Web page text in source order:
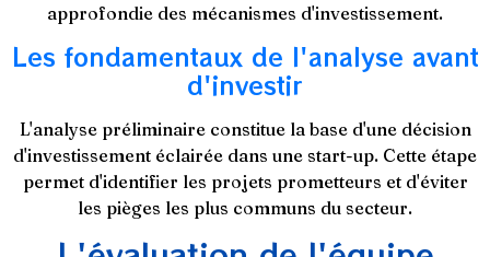
approfondie des mécanismes d'investissement.
Les fondamentaux de l'analyse avant
d'investir
L'analyse préliminaire constitue la base d'une décision
d'investissement éclairée dans une start-up. Cette étape
permet d'identifier les projets prometteurs et d'éviter
les pièges les plus communs du secteur.